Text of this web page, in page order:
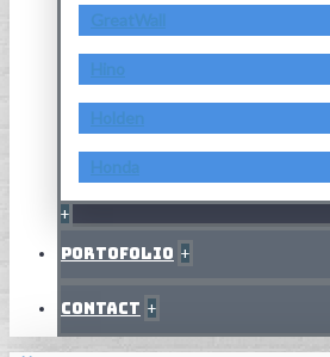
GreatWall
Hino
Holden
Honda
+
Portofolio +
Contact +